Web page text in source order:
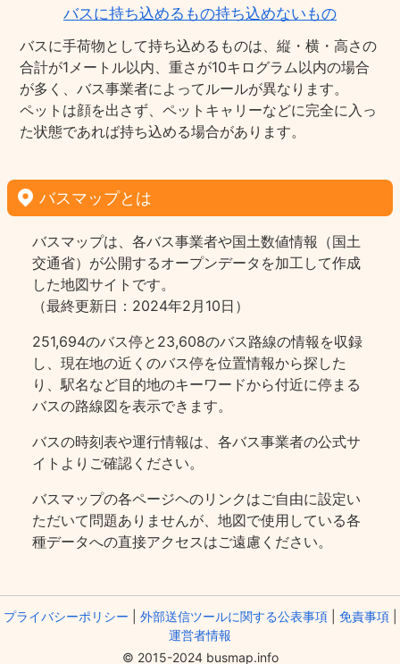
バスに持ち込めるもの持ち込めないもの
バスに手荷物として持ち込めるものは、縦・横・高さの
合計が1メートル以内、重さが10キログラム以内の場合
が多く、バス事業者によってルールが異なります。
ペットは顔を出さず、ペットキャリーなどに完全に入っ
た状態であれば持ち込める場合があります。
バスマップとは
バスマップは、各バス事業者や国土数値情報（国土
交通省）が公開するオープンデータを加工して作成
した地図サイトです。
（最終更新日：2024年2月10日）
251,694のバス停と23,608のバス路線の情報を収録
し、現在地の近くのバス停を位置情報から探した
り、駅名など目的地のキーワードから付近に停まる
バスの路線図を表示できます。
バスの時刻表や運行情報は、各バス事業者の公式サ
イトよりご確認ください。
バスマップの各ページヘのリンクはご自由に設定い
ただいて問題ありませんが、地図で使用している各
種データへの直接アクセスはご遠慮ください。
プライバシーポリシー 外部送信ツールに関する公表事項| 免責事項|
運営者情報
© 2015-2024 busmap.info